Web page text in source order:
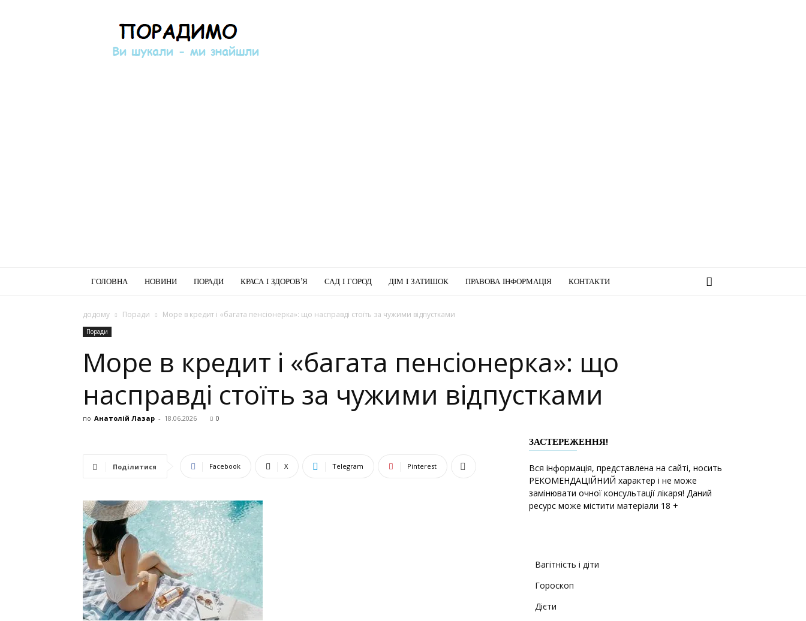
Порадимо
ГОЛОВНА НОВИНИ ПОРАДИ КРАСА І ЗДОРОВ’Я САД І ГОРОД ДІМ І ЗАТИШОК ПРАВОВА ІНФОРМАЦІЯ КОНТАКТИ
додому Поради Море в кредит і «багата пенсіонерка»: що насправді стоїть за чужими відпустками
Поради
Море в кредит і «багата пенсіонерка»: що
насправді стоїть за чужими відпустками
по Анатолій Лазар - 18.06.2026 0
Поділитися Facebook X Telegram Pinterest
ЗАСТЕРЕЖЕННЯ!
Вся інформація, представлена на сайті, носить
РЕКОМЕНДАЦІЙНИЙ характер і не може
замінювати очної консультації лікаря! Даний
ресурс може містити матеріали 18 +
Вагітність і діти
Гороскоп
Дієти